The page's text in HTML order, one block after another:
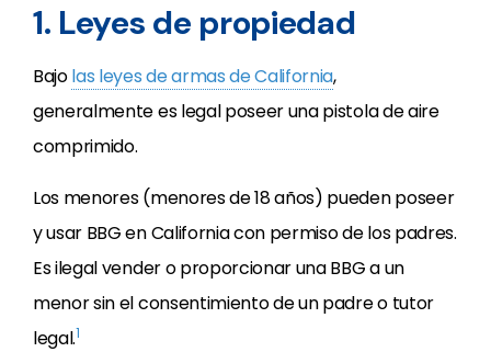
1. Leyes de propiedad
Bajolas leyes de armas de California,
generalmente es legal poseer una pistola de aire
comprimido.
Los menores (menores de 18 años) pueden poseer
y usar BBG en California con permiso de los padres.
Es ilegal vender o proporcionar una BBG a un
menor sin el consentimiento de un padre o tutor
legal.1